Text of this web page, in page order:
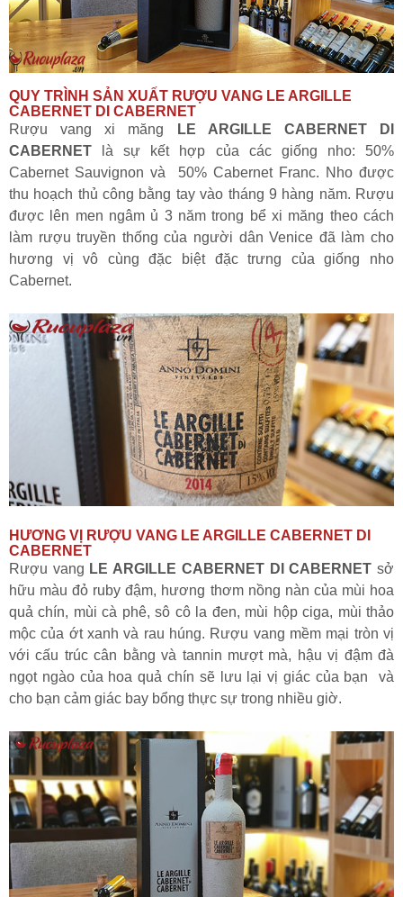
QUY TRÌNH SẢN XUẤT RƯỢU VANG LE ARGILLE
CABERNET DI CABERNET
Rượu vang xi măng
LE ARGILLE CABERNET DI
CABERNET
là sự kết hợp của các giống nho: 50%
Cabernet Sauvignon và 50% Cabernet Franc. Nho được
thu hoạch thủ công bằng tay vào tháng 9 hàng năm. Rượu
được lên men ngâm ủ 3 năm trong bể xi măng theo cách
làm rượu truyền thống của người dân Venice đã làm cho
hương vị vô cùng đặc biệt đặc trưng của giống nho
Cabernet.
HƯƠNG VỊ RƯỢU VANG LE ARGILLE CABERNET DI
CABERNET
Rượu vang LE ARGILLE CABERNET DI CABERNETsở
hữu màu đỏ ruby đậm, hương thơm nồng nàn của mùi hoa
quả chín, mùi cà phê, sô cô la đen, mùi hộp ciga, mùi thảo
mộc của ớt xanh và rau húng. Rượu vang mềm mại tròn vị
với cấu trúc cân bằng và tannin mượt mà, hậu vị đậm đà
ngọt ngào của hoa quả chín sẽ lưu lại vị giác của bạn và
cho bạn cảm giác bay bổng thực sự trong nhiều giờ.